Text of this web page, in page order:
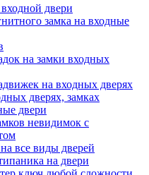
двери
замка на входные
на замки входных
на входных дверях
дверях, замках
двери
невидимок с
все виды дверей
на двери